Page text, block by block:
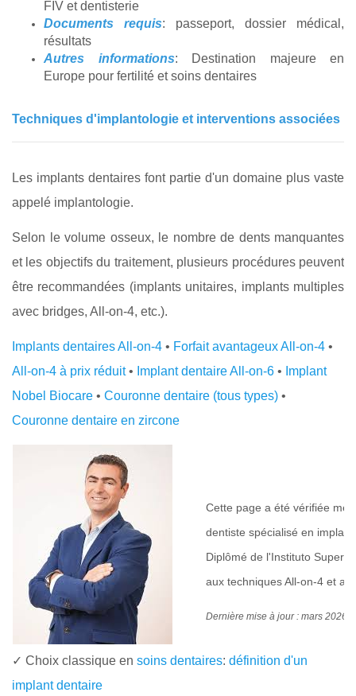
FIV et dentisterie
Documents requis: passeport, dossier médical,
résultats
Autres informations: Destination majeure en
Europe pour fertilité et soins dentaires
Techniques d'implantologie et interventions associées
Les implants dentaires font partie d'un domaine plus vaste
appelé implantologie.
Selon le volume osseux, le nombre de dents manquantes
et les objectifs du traitement, plusieurs procédures peuvent
être recommandées (implants unitaires, implants multiples
avec bridges, All-on-4, etc.).
Implants dentaires All-on-4 • Forfait avantageux All-on-4 •
All-on-4 à prix réduit• Implant dentaire All-on-6 • Implant
Nobel Biocare • Couronne dentaire (tous types) •
Couronne dentaire en zircone
Cette page a été vérifiée
dentiste spécialisé en
Diplômé de l'Instituto
aux techniques All-on-4 et
Dernière mise à jour : mars 2026
✓ Choix classique en soins dentaires: définition d'un
implant dentaire